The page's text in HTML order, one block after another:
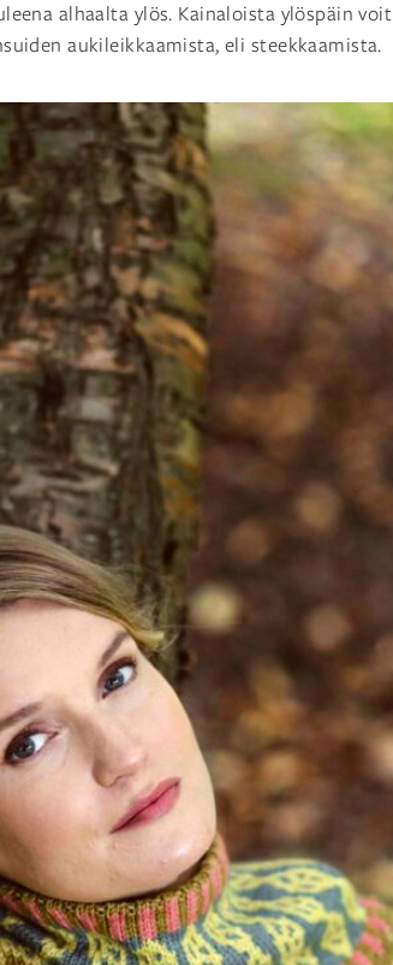
alhaalta ylös. Kainaloista ylöspäin voit
aukileikkaamista, eli steekkaamista.